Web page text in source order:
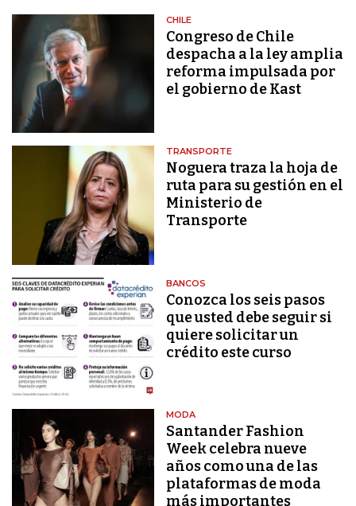
CHILE
Congreso de Chile
despacha a la ley amplia
reforma impulsada por
el gobierno de Kast
TRANSPORTE
Noguera traza la hoja de
ruta para su gestión en el
Ministerio de
Transporte
BANCOS
Conozca los seis pasos
que usted debe seguir si
quiere solicitar un
crédito este curso
MODA
Santander Fashion
Week celebra nueve
años como una de las
plataformas de moda
más importantes